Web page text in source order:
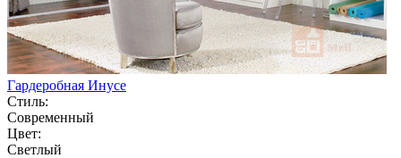
Гардеробная Инусе
Стиль:
Современный
Цвет:
Светлый